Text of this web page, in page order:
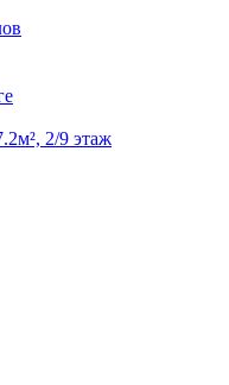
2/9 этаж